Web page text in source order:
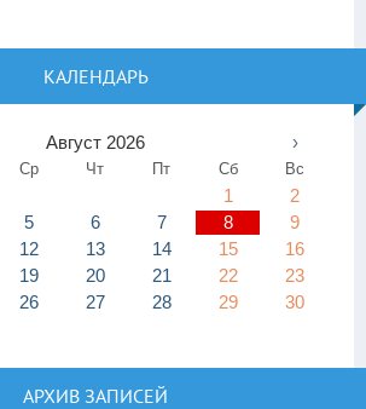
КАЛЕНДАРЬ
Август 2026 ›
Ср Чт Пт Сб Вс
1
2
5 6 7 8
9
12 13 14 15
16
19 20 21 22
23
26 27 28 29
30
АРХИВ ЗАПИСЕЙ